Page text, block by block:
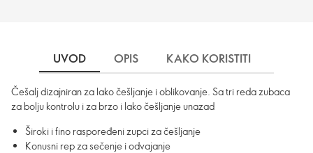
UVOD OPIS KAKO KORISTITI
Češalj dizajniran za lako češljanje i oblikovanje. Sa tri reda zubaca
za bolju kontrolu i za brzo i lako češljanje unazad
Široki i fino raspoređeni zupci za češljanje
Konusni rep za sečenje i odvajanje